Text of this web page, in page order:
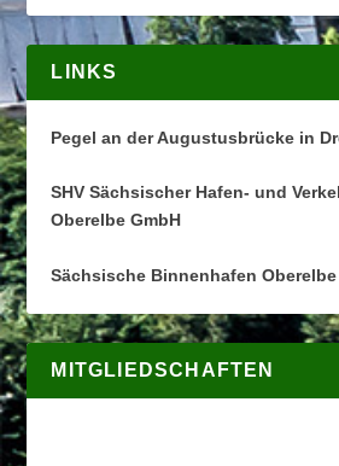
LINKS
Pegel an der Augustusbrücke in
SHV Sächsischer Hafen- und
Oberelbe GmbH
Sächsische Binnenhafen Oberelbe
MITGLIEDSCHAFTEN